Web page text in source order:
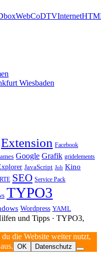
WebCoDTVInternet
Wiesbaden
Extension Facebook
Google Grafik gridelements
JavaScript Job Kino
RTE SEO Service Pack
TYPO3
Wordpress YAML
und Tipps · TYPO3,
die Website weiter nutzt,
OK Datenschutz